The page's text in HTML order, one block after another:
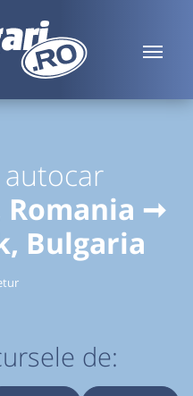
Romania ➞
Bulgaria
de: